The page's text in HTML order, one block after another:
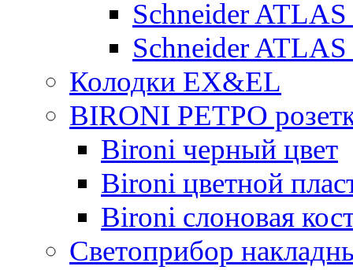
Schneider
Schneider
Колодки EX&EL
BIRONI РЕТРО
Bironi черный цвет
Bironi цветной
Bironi слоновая
Светоприбор